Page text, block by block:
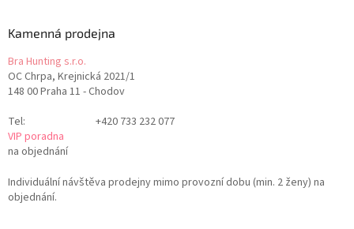
Kamenná prodejna
Bra Hunting s.r.o.
OC Chrpa, Krejnická 2021/1
148 00 Praha 11 - Chodov
Tel:
+420 733 232 077
VIP poradna
na objednání
Individuální návštěva prodejny mimo provozní dobu (min. 2 ženy) na
objednání.